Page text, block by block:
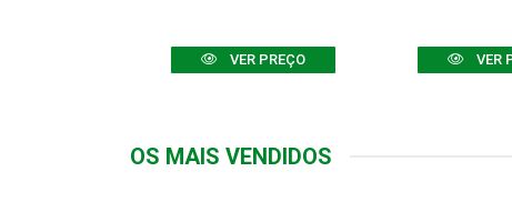
VER PREÇO VER
OS MAIS VENDIDOS